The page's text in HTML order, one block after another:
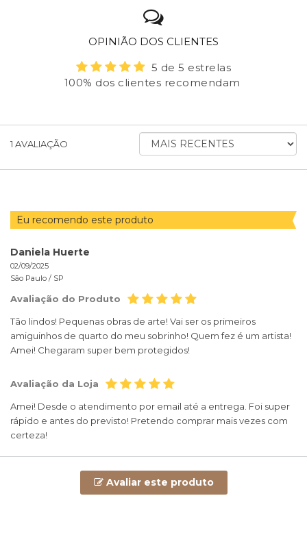
OPINIÃO DOS CLIENTES
5 de 5 estrelas
100% dos clientes recomendam
1 AVALIAÇÃO
ORDENAR
AVALIAÇÕES
Eu recomendo este produto
Daniela Huerte
02/09/2025
São Paulo / SP
Avaliação do Produto
Tão lindos! Pequenas obras de arte! Vai ser os primeiros
amiguinhos de quarto do meu sobrinho! Quem fez é um artista!
Amei! Chegaram super bem protegidos!
Avaliação da Loja
Amei! Desde o atendimento por email até a entrega. Foi super
rápido e antes do previsto! Pretendo comprar mais vezes com
certeza!
Avaliar este produto